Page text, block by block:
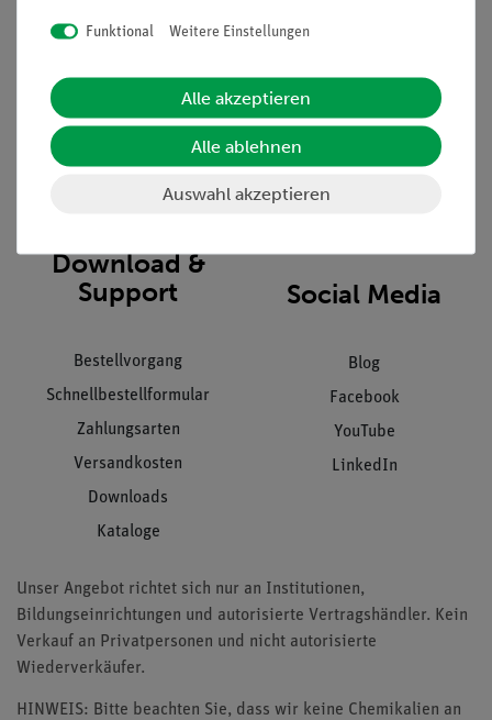
Stellenangebote
Hinweisgeberschutz
Impressum
Einräumservice
Download &
Support
Bestellvorgang
Schnellbestellformular
Zahlungsarten
Versandkosten
Downloads
Kataloge
Social Media
Blog
Facebook
YouTube
LinkedIn
Unser Angebot richtet sich nur an Institutionen,
Bildungseinrichtungen und autorisierte Vertragshändler. Kein
Verkauf an Privatpersonen und nicht autorisierte
Wiederverkäufer.
HINWEIS: Bitte beachten Sie, dass wir keine Chemikalien an
Funktional Weitere Einstellungen
Alle akzeptieren
Alle ablehnen
Auswahl akzeptieren